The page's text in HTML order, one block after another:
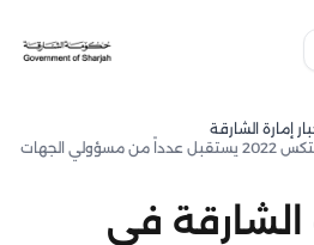
إمارة الشارقة
جناح حكومة الشارقة في جيتكس 2022 يستقبل عدداً من مسؤولي الجهات
في